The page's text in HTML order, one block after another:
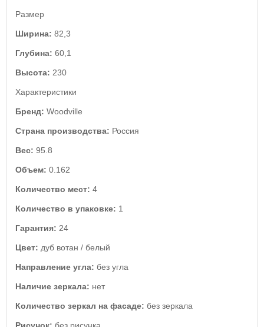
Размер
Ширина: 82,3
Глубина: 60,1
Высота: 230
Характеристики
Бренд: Woodville
Страна производства: Россия
Вес: 95.8
Объем: 0.162
Количество мест: 4
Количество в упаковке: 1
Гарантия: 24
Цвет: дуб вотан / белый
Направление угла: без угла
Наличие зеркала: нет
Количество зеркал на фасаде: без зеркала
Рисунок: без рисунка